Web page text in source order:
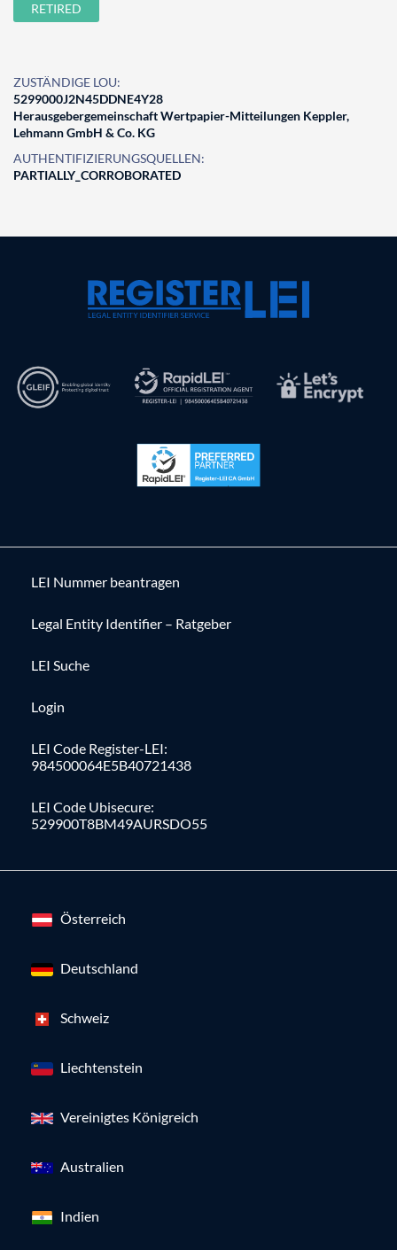
RETIRED
ZUSTÄNDIGE LOU:
5299000J2N45DDNE4Y28
Herausgebergemeinschaft Wertpapier-Mitteilungen Keppler,
Lehmann GmbH & Co. KG
AUTHENTIFIZIERUNGSQUELLEN:
PARTIALLY_CORROBORATED
LEI Nummer beantragen
Legal Entity Identifier – Ratgeber
LEI Suche
Login
LEI Code Register-LEI:
984500064E5B40721438
LEI Code Ubisecure:
529900T8BM49AURSDO55
Österreich
Deutschland
Schweiz
Liechtenstein
Vereinigtes Königreich
Australien
Indien